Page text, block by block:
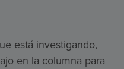
está investigando,
en la columna para